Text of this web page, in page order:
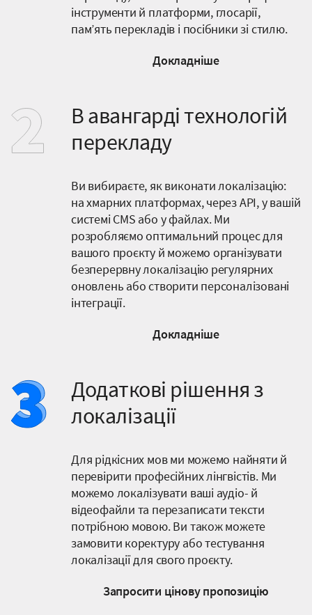
інструменти й платформи, глосарії,
пам’ять перекладів і посібники зі стилю.
Докладніше
В авангарді технологій
перекладу
Ви вибираєте, як виконати локалізацію:
на хмарних платформах, через API, у вашій
системі CMS або у файлах. Ми
розробляємо оптимальний процес для
вашого проєкту й можемо організувати
безперервну локалізацію регулярних
оновлень або створити персоналізовані
інтеграції.
Докладніше
Додаткові рішення з
локалізації
Для рідкісних мов ми можемо найняти й
перевірити професійних лінгвістів. Ми
можемо локалізувати ваші аудіо- й
відеофайли та перезаписати тексти
потрібною мовою. Ви також можете
замовити коректуру або тестування
локалізації для свого проєкту.
Запросити цінову пропозицію